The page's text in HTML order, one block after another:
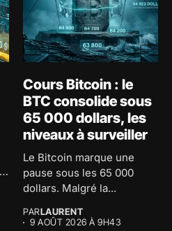
Cours Bitcoin : le
BTC consolide sous
65 000 dollars, les
niveaux à surveiller
Le Bitcoin marque une
pause sous les 65 000
dollars. Malgré la...
PARLAURENT
9 AOÛT 2026 À 9H43